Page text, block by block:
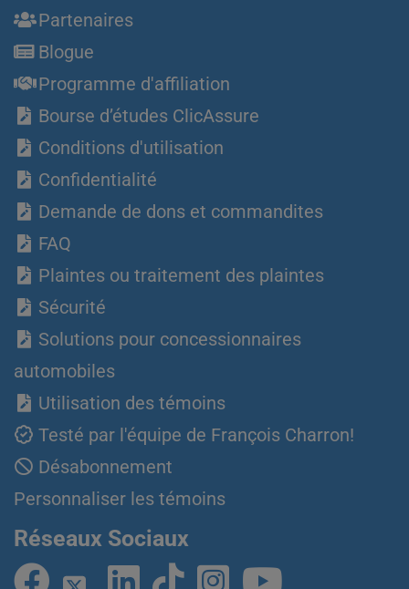
Partenaires
Blogue
Programme d'affiliation
Bourse d’études ClicAssure
Conditions d'utilisation
Confidentialité
Demande de dons et commandites
FAQ
Plaintes ou traitement des plaintes
Sécurité
Solutions pour concessionnaires
automobiles
Utilisation des témoins
Testé par l'équipe de François Charron!
Désabonnement
Personnaliser les témoins
Réseaux Sociaux